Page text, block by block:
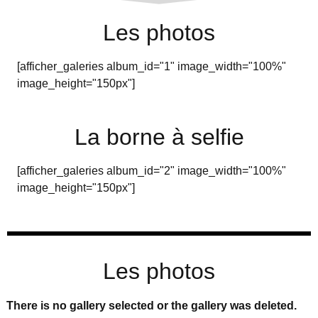
Les photos
[afficher_galeries album_id="1" image_width="100%"
image_height="150px"]
La borne à selfie
[afficher_galeries album_id="2" image_width="100%"
image_height="150px"]
Les photos
There is no gallery selected or the gallery was deleted.